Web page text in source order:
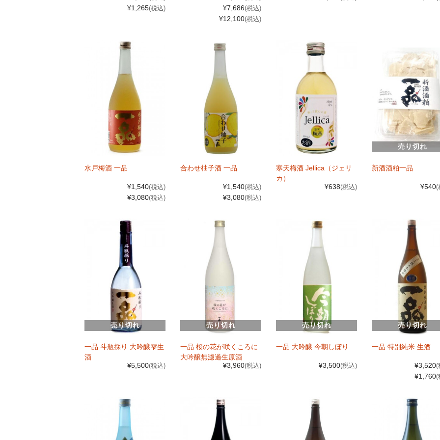
¥1,265(税込) ¥7,686(税込)
¥12,100(税込)
水戸梅酒 一品
¥1,540(税込)
¥3,080(税込)
合わせ柚子酒 一品
¥1,540(税込)
¥3,080(税込)
寒天梅酒 Jellica（ジェリ
カ）
¥638(税込)
売り切れ
新酒酒粕一品
¥540(
売り切れ
一品 斗瓶採り 大吟醸雫生
酒
¥5,500(税込)
売り切れ
一品 桜の花が咲くころに
大吟醸無濾過生原酒
¥3,960(税込)
売り切れ
一品 大吟醸 今朝しぼり
¥3,500(税込)
売り切れ
一品 特別純米 生酒
¥3,520(
¥1,760(